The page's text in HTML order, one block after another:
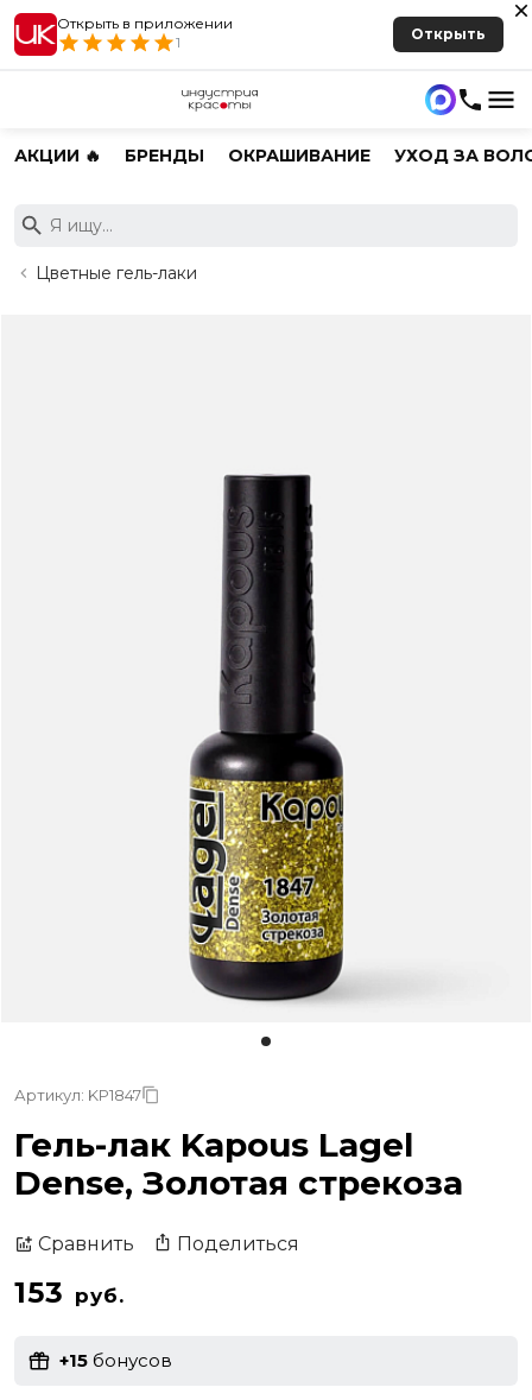
Открыть в приложении
1
Открыть
АКЦИИ 🔥 БРЕНДЫ ОКРАШИВАНИЕ УХОД ЗА
Цветные гель-лаки
Артикул: KP1847
Гель-лак Kapous Lagel
Dense, Золотая стрекоза
Сравнить Поделиться
153 руб.
+15 бонусов